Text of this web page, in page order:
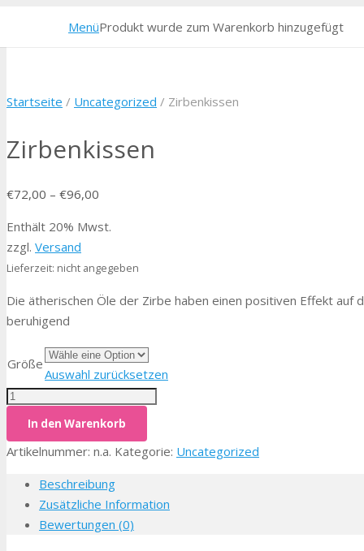
MenüProdukt wurde zum Warenkorb hinzugefügt
Startseite / Uncategorized / Zirbenkissen
Zirbenkissen
€72,00 – €96,00
Enthält 20% Mwst.
zzgl. Versand
Lieferzeit: nicht angegeben
Die ätherischen Öle der Zirbe haben einen positiven Effekt
beruhigend
Größe
Auswahl zurücksetzen
Anzahl
In den Warenkorb
Artikelnummer: n.a. Kategorie: Uncategorized
Beschreibung
Zusätzliche Information
Bewertungen (0)